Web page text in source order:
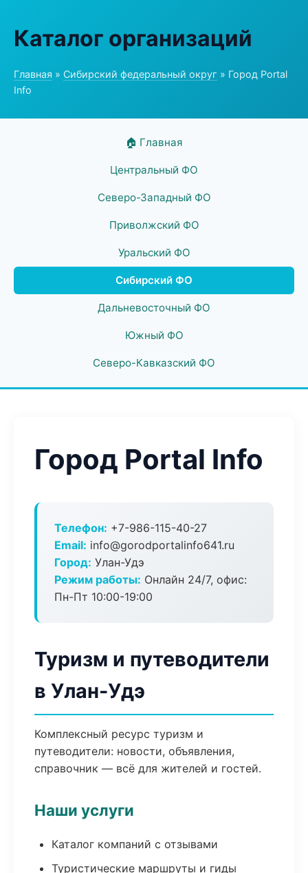
Каталог организаций
Главная » Сибирский федеральный округ » Город Portal
Info
🏠 Главная
Центральный ФО
Северо-Западный ФО
Приволжский ФО
Уральский ФО
Сибирский ФО
Дальневосточный ФО
Южный ФО
Северо-Кавказский ФО
Город Portal Info
Телефон: +7-986-115-40-27
Email: info@gorodportalinfo641.ru
Город: Улан-Удэ
Режим работы: Онлайн 24/7, офис:
Пн-Пт 10:00-19:00
Туризм и путеводители
в Улан-Удэ
Комплексный ресурс туризм и
путеводители: новости, объявления,
справочник — всё для жителей и гостей.
Наши услуги
Каталог компаний с отзывами
Туристические маршруты и гиды